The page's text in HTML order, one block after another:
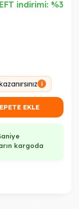
indirimi: %3
i
EKLE
kargoda